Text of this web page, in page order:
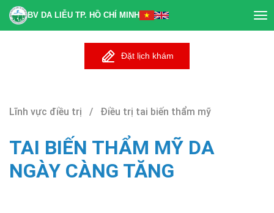
BV DA LIỄU TP. HỒ CHÍ MINH
Đặt lịch khám
Lĩnh vực điều trị / Điều trị tai biến thẩm mỹ
TAI BIẾN THẨM MỸ DA
NGÀY CÀNG TĂNG